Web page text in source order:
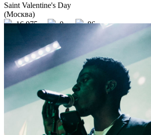
Saint Valentine's Day
(Москва)
16 975
0 86
Ссылка на отбор фото